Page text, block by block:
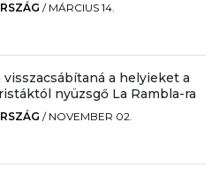
/ MÁRCIUS 14.
visszacsábítaná a helyieket a
nyüzsgő La Rambla-ra
/ NOVEMBER 02.